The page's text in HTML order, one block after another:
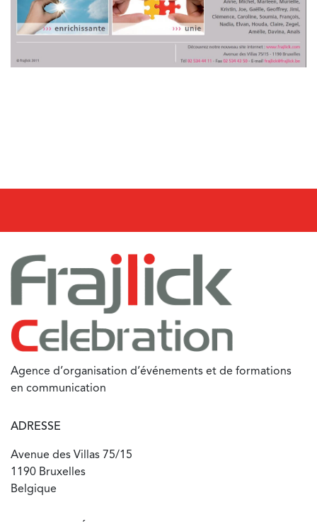
Agence d’organisation d’événements et de formations
en communication
ADRESSE
Avenue des Villas 75/15
1190 Bruxelles
Belgique